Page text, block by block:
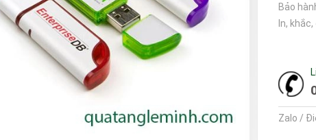
Bảo
In,
Zalo /